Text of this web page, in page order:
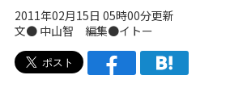
2011年02月15日 05時00分更新
文● 中山智 編集●イトー